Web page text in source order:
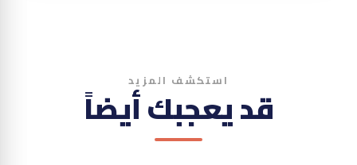
استكشف المزيد
قد يعجبك أيضاً